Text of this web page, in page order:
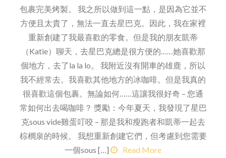
包裹完美烤製。 我之所以做到這一點，是因為它並不
方便且太貴了，無法一直去星巴克。因此，我在家裡
重新創建了我最喜歡的零食。但是我的朋友凱蒂
（Katie）聊天，去星巴克總是很方便的……她喜歡那
個地方，去了la la lo。 我附近沒有開車的雄鹿，所以
我不經常去。我喜歡其他地方的冰咖啡。但是我真的
很喜歡這個包裹。無論如何……這讓我很好奇 – 您通
常如何出去喝咖啡？ 獎勵：今年夏天，我發現了星巴
克sous vide雞蛋叮咬 – 那是我和瘦跑者和凱蒂一起去
棕櫚泉的時候。 我想重新創建它們，但考慮到您需要
一個sous […]
Read More